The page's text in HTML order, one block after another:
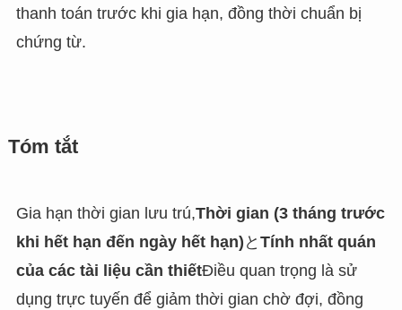
thanh toán trước khi gia hạn, đồng thời chuẩn bị
chứng từ.
Tóm tắt
Gia hạn thời gian lưu trú,Thời gian (3 tháng trước
khi hết hạn đến ngày hết hạn) と Tính nhất quán
của các tài liệu cần thiếtĐiều quan trọng là sử
dụng trực tuyến để giảm thời gian chờ đợi, đồng